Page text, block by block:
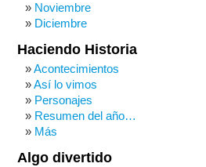
Noviembre
Diciembre
Haciendo Historia
Acontecimientos
Así lo vimos
Personajes
Resumen del año…
Más
Algo divertido